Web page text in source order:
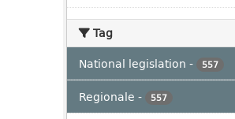
Tag
National legislation - 557
Regionale - 557